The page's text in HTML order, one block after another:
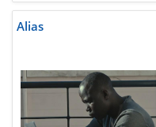
Alias